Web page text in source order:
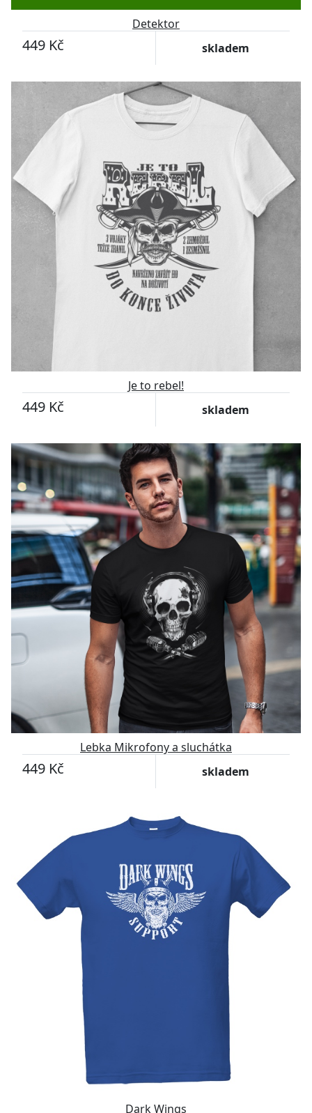
Detektor
449 Kč skladem
Je to rebel!
449 Kč skladem
Lebka Mikrofony a sluchátka
449 Kč skladem
Dark Wings